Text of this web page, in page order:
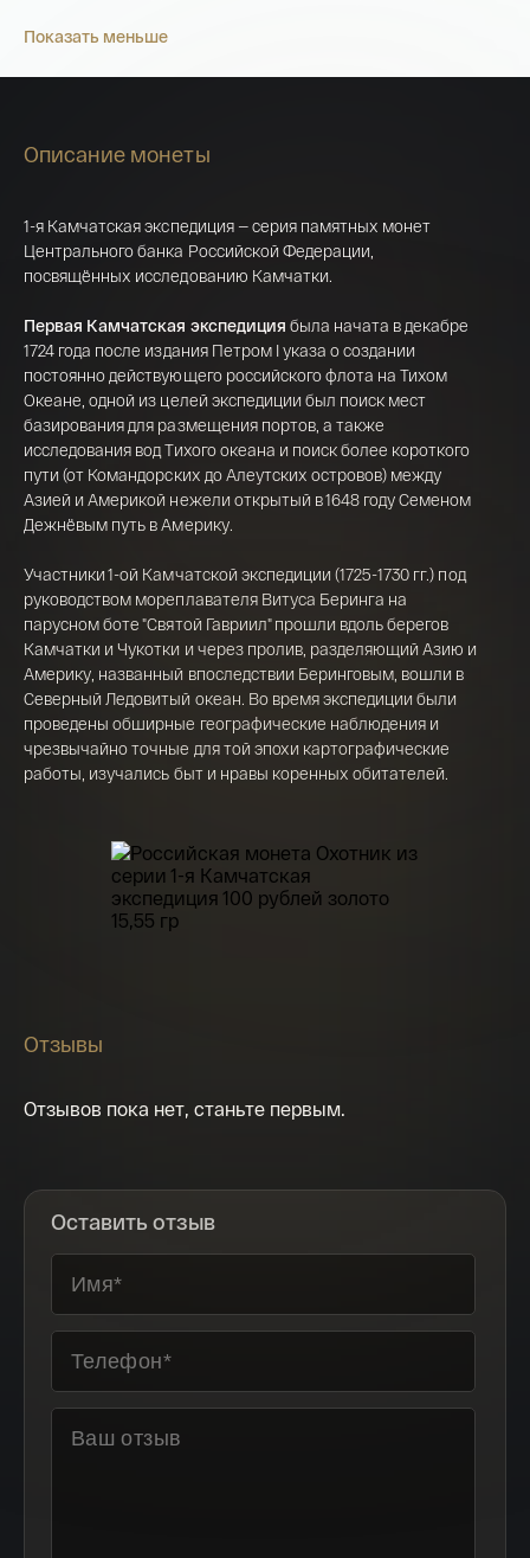
Показать меньше
Описание монеты
1-я Камчатская экспедиция — серия памятных монет
Центрального банка Российской Федерации,
посвящённых исследованию Камчатки.
Первая Камчатская экспедиция была начата в декабре
1724 года после издания Петром I указа о создании
постоянно действующего российского флота на Тихом
Океане, одной из целей экспедиции был поиск мест
базирования для размещения портов, а также
исследования вод Тихого океана и поиск более короткого
пути (от Командорских до Алеутских островов) между
Азией и Америкой нежели открытый в 1648 году Семеном
Дежнёвым путь в Америку.
Участники 1-ой Камчатской экспедиции (1725-1730 гг.) под
руководством мореплавателя Витуса Беринга на
парусном боте "Святой Гавриил" прошли вдоль берегов
Камчатки и Чукотки и через пролив, разделяющий Азию и
Америку, названный впоследствии Беринговым, вошли в
Северный Ледовитый океан. Во время экспедиции были
проведены обширные географические наблюдения и
чрезвычайно точные для той эпохи картографические
работы, изучались быт и нравы коренных обитателей.
рублей тиражом 1 500 штук.
Отзывы
Отзывов пока нет, станьте первым.
Оставить отзыв
Российская инвестиционная монета
Георгий Победоносец золото 100 рублей
15,5 гр 2021
Имя*
Телефон*
Я ознакомлен(а) с Правилами оформления
онлайн заявки и даю свое Согласие на
обработку персональных данных